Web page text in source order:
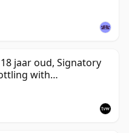
jaar oud, Signatory
with
- Cask 5566